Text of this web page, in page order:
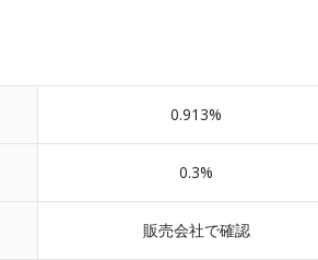
0.913%
0.3%
販売会社で確認